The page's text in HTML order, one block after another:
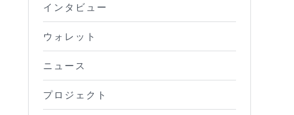
インタビュー
ウォレット
ニュース
プロジェクト